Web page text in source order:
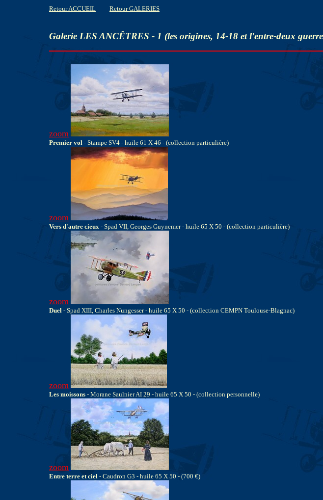
Retour ACCUEIL Retour GALERIES
Galerie LES ANCÊTRES - 1 (les origines, 14-18 et l'entre-deux
zoom
Premier vol - Stampe SV4 - huile 61 X 46 - (collection particulière)
zoom
Vers d'autre cieux - Spad VII, Georges Guynemer - huile 65 X 50 - (collection particulière)
zoom
Duel - Spad XIII, Charles Nungesser - huile 65 X 50 - (collection CEMPN Toulouse-Blagnac)
zoom
Les moissons - Morane Saulnier AI 29 - huile 65 X 50 - (collection personnelle)
zoom
Entre terre et ciel - Caudron G3 - huile 65 X 50 - (700 €)